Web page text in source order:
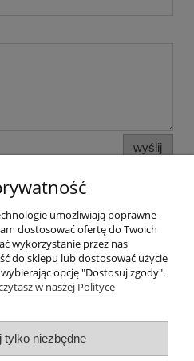
wyślij
konto
umożliwiają poprawne
dostosować ofertę do Twoich
wykorzystanie przez nas
do sklepu lub dostosować użycie
opcję "Dostosuj zgody".
w naszej Polityce
tylko niezbędne